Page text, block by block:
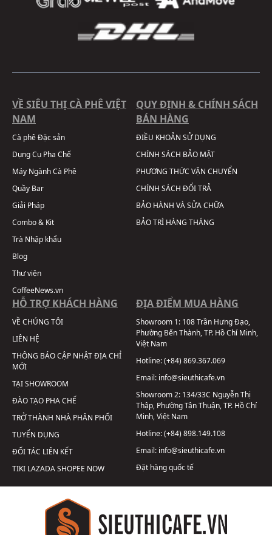
VỀ SIÊU THỊ CÀ PHÊ VIỆT
NAM
Cà phê Đặc sản
Dụng Cụ Pha Chế
Máy Ngành Cà Phê
Quầy Bar
Giải Pháp
Combo & Kit
Trà Nhập khẩu
Blog
Thư viện
CoffeeNews.vn
QUY ĐỊNH & CHÍNH SÁCH
BÁN HÀNG
ĐIỀU KHOẢN SỬ DỤNG
CHÍNH SÁCH BẢO MẬT
PHƯƠNG THỨC VẬN CHUYỂN
CHÍNH SÁCH ĐỔI TRẢ
BẢO HÀNH VÀ SỬA CHỮA
BẢO TRÌ HÀNG THÁNG
HỖ TRỢ KHÁCH HÀNG
VỀ CHÚNG TÔI
LIÊN HỆ
THÔNG BÁO CẬP NHẬT ĐỊA CHỈ
MỚI
TẠI SHOWROOM
ĐÀO TẠO PHA CHẾ
TRỞ THÀNH NHÀ PHÂN PHỐI
TUYỂN DỤNG
ĐỐI TÁC LIÊN KẾT
TIKI LAZADASHOPEE NOW
ĐỊA ĐIỂM MUA HÀNG
Showroom 1: 108 Trần Hưng Đạo,
Phường Bến Thành, TP. Hồ Chí Minh,
Việt Nam
Hotline:(+84) 869.367.069
Email: info@sieuthicafe.vn
Showroom 2: 134/33C Nguyễn Thị
Thập, Phường Tân Thuận, TP. Hồ Chí
Minh, Việt Nam
Hotline:(+84) 898.149.108
Email: info@sieuthicafe.vn
Đặt hàng quốc tế